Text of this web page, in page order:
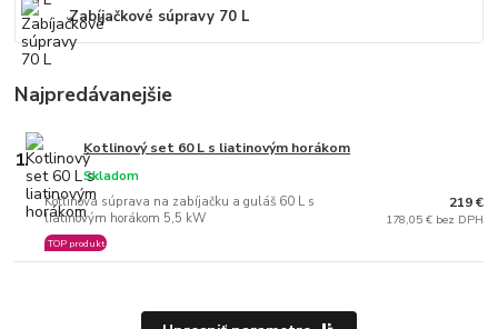
Zabíjačkové súpravy 70 L
Najpredávanejšie
1. Kotlinový set 60 L s liatinovým horákom
Kotlinová súprava na zabíjačku a guláš 60 L s
liatinovým horákom 5,5 kW
Skladom
TOP produkt
219 €
178,05 € bez DPH